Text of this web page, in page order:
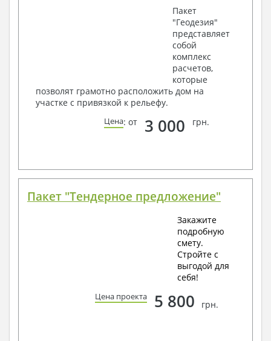
Пакет
"Геодезия"
представляет
собой
комплекс
расчетов,
которые
позволят грамотно расположить дом на
участке с привязкой к рельефу.
Цена: от 3 000 грн.
Пакет "Тендерное предложение"
Закажите
подробную
смету.
Стройте с
выгодой для
себя!
Цена проекта 5 800 грн.